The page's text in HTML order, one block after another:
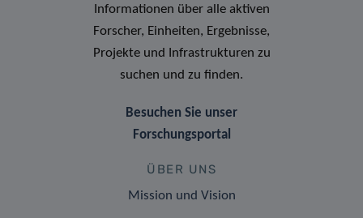
Informationen über alle aktiven
Forscher, Einheiten, Ergebnisse,
Projekte und Infrastrukturen zu
suchen und zu finden.
Besuchen Sie unser
Forschungsportal
ÜBER UNS
Mission und Vision